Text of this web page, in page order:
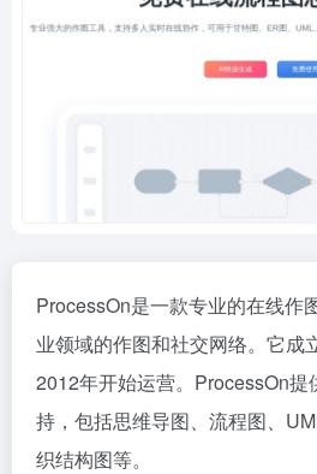
ProcessOn是一款专业的在线作
业领域的作图和社交网络。它成
2012年开始运营。ProcessOn提
持，包括思维导图、流程图、
织结构图等。